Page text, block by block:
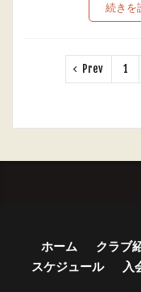
続きを
Prev 1
ホーム クラブ
スケジュール
入